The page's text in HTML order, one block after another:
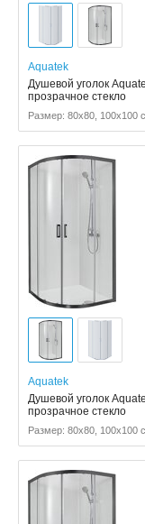
Aquatek
Душевой уголок
прозрачное стекло
Размер: 80x80, 100x100
Aquatek
Душевой уголок
прозрачное стекло
Размер: 80x80, 100x100